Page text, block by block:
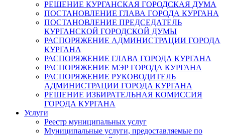
РЕШЕНИЕ КУРГАНСКАЯ ГОРОДСКАЯ ДУМА
ПОСТАНОВЛЕНИЕ ГЛАВА ГОРОДА КУРГАНА
ПОСТАНОВЛЕНИЕ ПРЕДСЕДАТЕЛЬ
КУРГАНСКОЙ ГОРОДСКОЙ ДУМЫ
РАСПОРЯЖЕНИЕ АДМИНИСТРАЦИИ ГОРОДА
КУРГАНА
РАСПОРЯЖЕНИЕ ГЛАВА ГОРОДА КУРГАНА
РАСПОРЯЖЕНИЕ МЭР ГОРОДА КУРГАНА
РАСПОРЯЖЕНИЕ РУКОВОДИТЕЛЬ
АДМИНИСТРАЦИИ ГОРОДА КУРГАНА
РЕШЕНИЕ ИЗБИРАТЕЛЬНАЯ КОМИССИЯ
ГОРОДА КУРГАНА
Услуги
Реестр муниципальных услуг
Муниципальные услуги, предоставляемые по